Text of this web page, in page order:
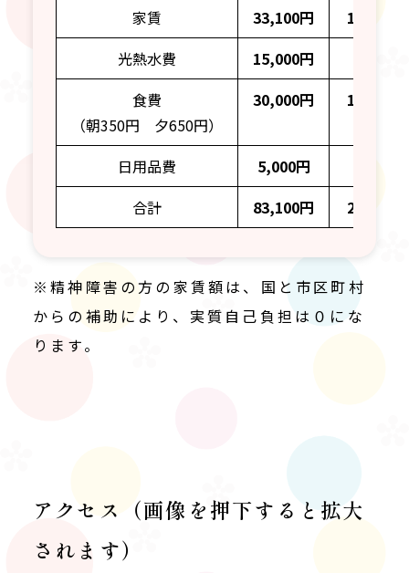
家賃
33,100円
1,100円
光熱水費
15,000円
食費
（朝350円 夕650円）
30,000円 1,000円
日用品費 5,000円
合計
83,100円 2,767円
※精神障害の方の家賃額は、国と市区町村
からの補助により、実質自己負担は０にな
ります。
アクセス（画像を押下すると拡大
されます）